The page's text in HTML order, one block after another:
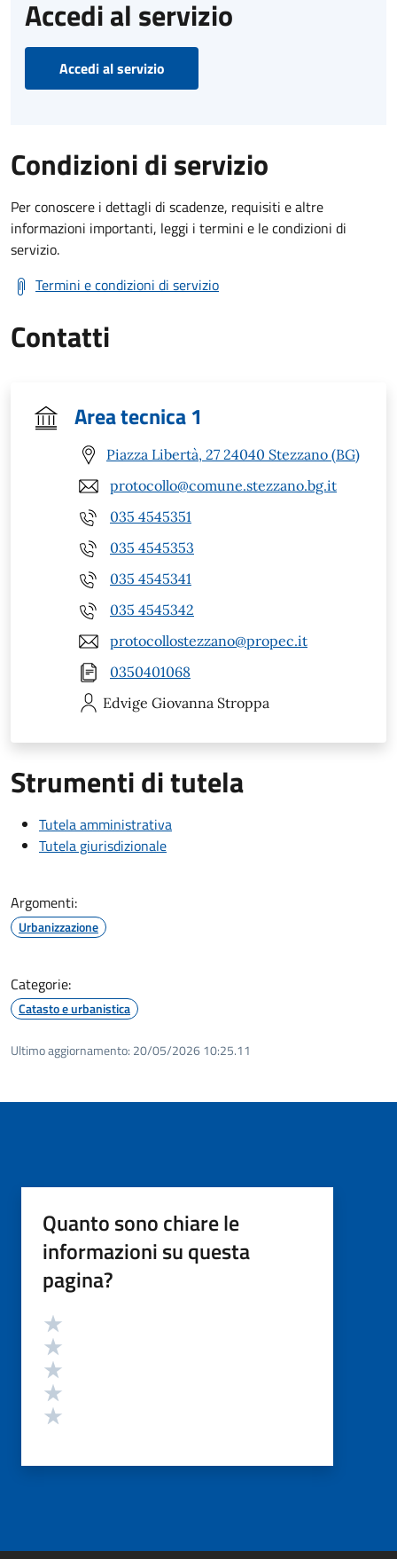
Accedi al servizio
Accedi al servizio
Condizioni di servizio
Per conoscere i dettagli di scadenze, requisiti e altre
informazioni importanti, leggi i termini e le condizioni di
servizio.
Termini e condizioni di servizio
Contatti
Area tecnica 1
Piazza Libertà, 27 24040 Stezzano (BG)
protocollo@comune.stezzano.bg.it
035 4545351
035 4545353
035 4545341
035 4545342
protocollostezzano@propec.it
0350401068
Edvige Giovanna Stroppa
Strumenti di tutela
Tutela amministrativa
Tutela giurisdizionale
Argomenti:
Urbanizzazione
Categorie:
Catasto e urbanistica
Ultimo aggiornamento: 20/05/2026 10:25.11
Quanto sono chiare le
informazioni su questa
pagina?
Valutazione